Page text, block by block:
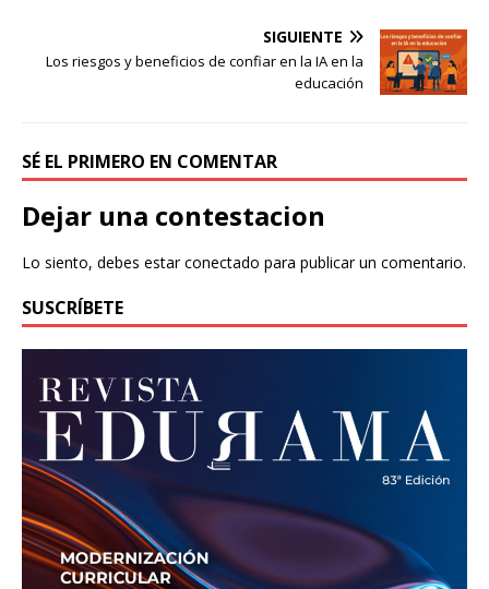
SIGUIENTE
Los riesgos y beneficios de confiar en la IA en la
educación
SÉ EL PRIMERO EN COMENTAR
Dejar una contestacion
Lo siento, debes estarconectado para publicar un comentario.
SUSCRÍBETE